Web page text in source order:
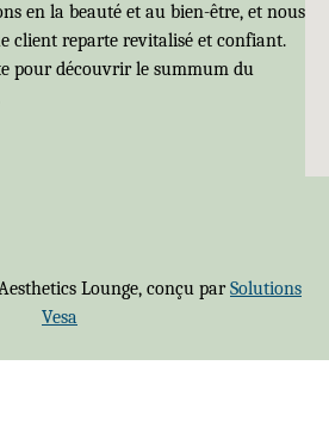
en la beauté et au bien-être, et nous
client reparte revitalisé et confiant.
pour découvrir le summum du
Lounge, conçu parSolutions
Vesa